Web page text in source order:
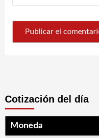
Cotización del día
Moneda